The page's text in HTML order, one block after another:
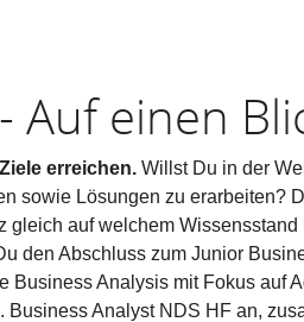
Auf einen
erreichen. Willst Du in der
sowie Lösungen zu erarbeiten?
gleich auf welchem
den Abschluss zum Junior
Business Analysis mit Fokus auf
Analyst NDS HF an,